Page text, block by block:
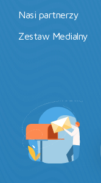
Nasi partnerzy
Zestaw Medialny